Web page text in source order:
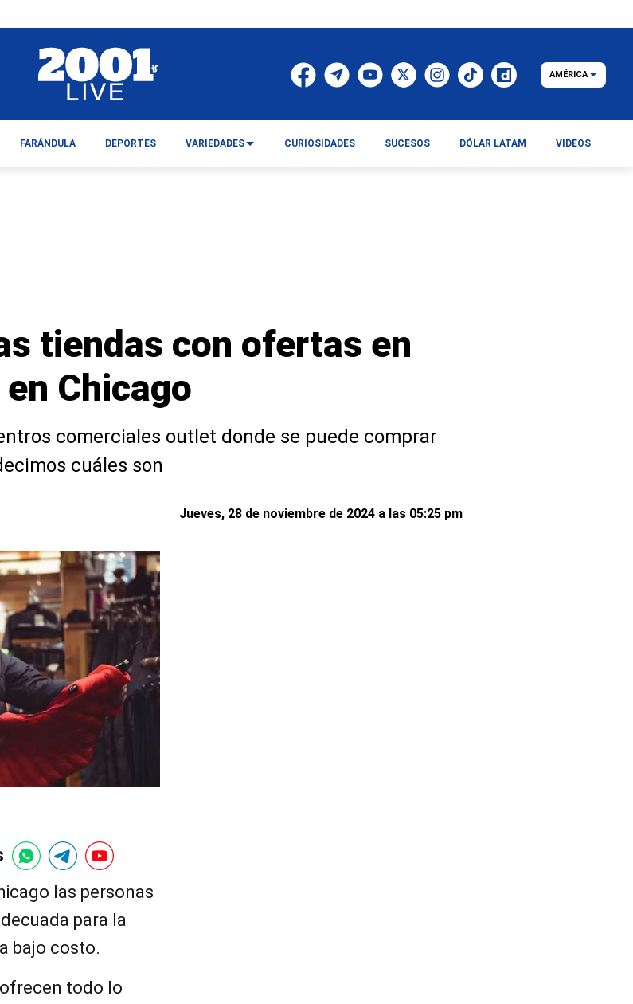
tiendas con ofertas en
Chicago
comerciales outlet donde se puede comprar
cuáles son
Jueves, 28 de noviembre de 2024 a las 05:25 pm
las personas
para la
bajo costo.
todo lo
AMÉRICA
FARÁNDULA DEPORTES VARIEDADES CURIOSIDADES SUCESOS DÓLAR LATAM VIDEOS